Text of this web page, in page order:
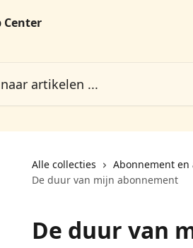
Alle collecties Abonnement en
De duur van mijn abonnement
De duur van